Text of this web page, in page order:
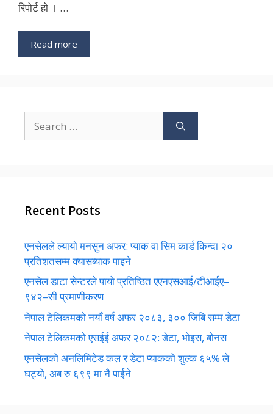
रिपोर्ट हो । …
Read more
for:
Recent Posts
एनसेलले ल्यायो मनसुन अफर: प्याक वा सिम कार्ड किन्दा २०
प्रतिशतसम्म क्यासब्याक पाइने
एनसेल डाटा सेन्टरले पायो प्रतिष्ठित एएनएसआई/टीआईए–
९४२–सी प्रमाणीकरण
नेपाल टेलिकमको नयाँ वर्ष अफर २०८३, ३०० जिबि सम्म डेटा
नेपाल टेलिकमको एसईई अफर २०८२: डेटा, भोइस, बोनस
एनसेलको अनलिमिटेड कल र डेटा प्याकको शुल्क ६५% ले
घट्यो, अब रु ६९९ मा नै पाईने